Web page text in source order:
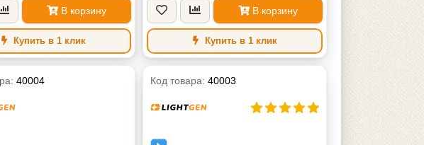
В корзину
Купить в 1 клик
Масса
В корзину
Купить в 1 клик
40004 Код товара: 40003